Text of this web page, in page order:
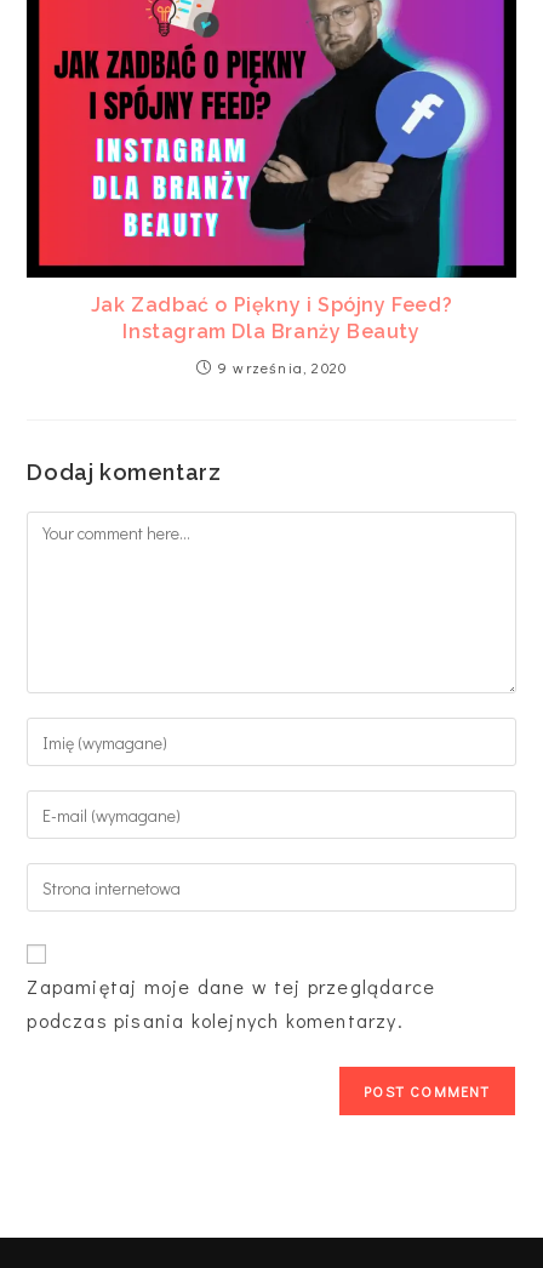
Jak Zadbać o Piękny i Spójny Feed?
Instagram Dla Branży Beauty
9 września, 2020
Dodaj komentarz
Zapamiętaj moje dane w tej przeglądarce
podczas pisania kolejnych komentarzy.